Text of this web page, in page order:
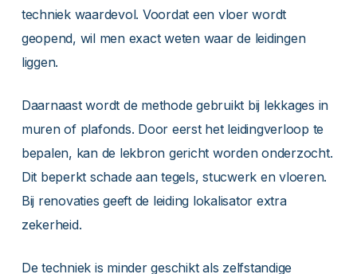
techniek waardevol. Voordat een vloer wordt
geopend, wil men exact weten waar de leidingen
liggen.
Daarnaast wordt de methode gebruikt bij lekkages in
muren of plafonds. Door eerst het leidingverloop te
bepalen, kan de lekbron gericht worden onderzocht.
Dit beperkt schade aan tegels, stucwerk en vloeren.
Bij renovaties geeft de leiding lokalisator extra
zekerheid.
De techniek is minder geschikt als zelfstandige